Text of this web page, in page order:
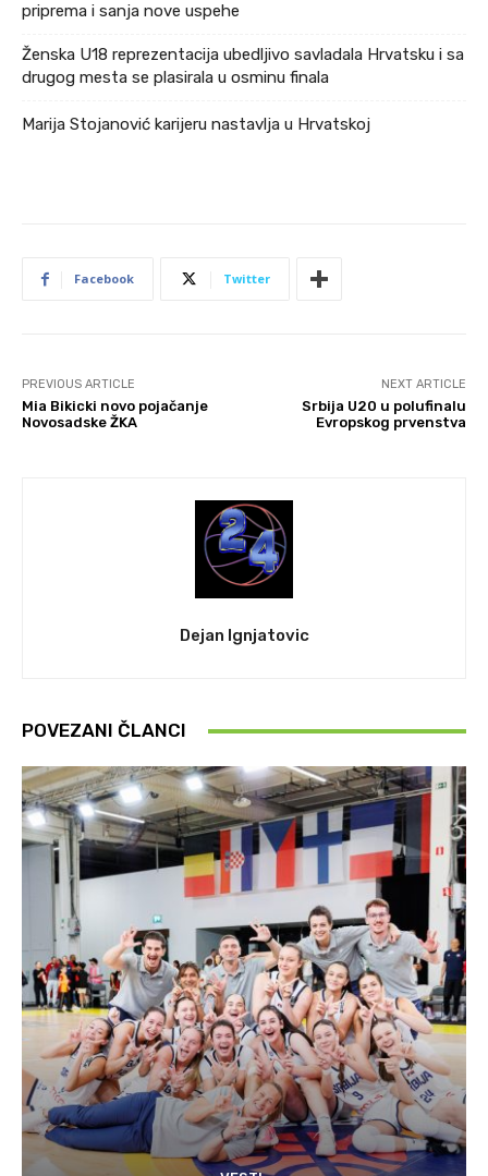
priprema i sanja nove uspehe
Ženska U18 reprezentacija ubedljivo savladala Hrvatsku i sa
drugog mesta se plasirala u osminu finala
Marija Stojanović karijeru nastavlja u Hrvatskoj
Facebook Twitter
PREVIOUS ARTICLE
Mia Bikicki novo pojačanje
Novosadske ŽKA
NEXT ARTICLE
Srbija U20 u polufinalu
Evropskog prvenstva
Dejan Ignjatovic
POVEZANI ČLANCI